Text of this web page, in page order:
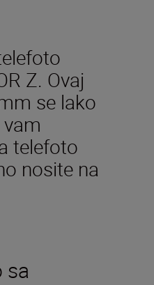
Z. Ovaj
se lako
telefoto
nosite na
sa